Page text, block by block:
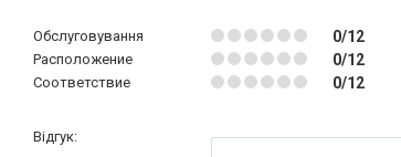
Обслуговування 0/12
Расположение 0/12
Соответствие 0/12
Відгук: